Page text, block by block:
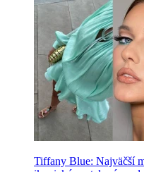
Tiffany Blue: Najväčší